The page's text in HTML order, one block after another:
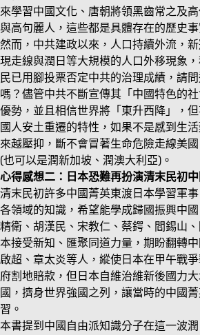
來學習中國文化、唐朝將領黑齒常之及
與高句麗人，這些都是具體存在的歷史事
然而，中共建政以來，人口持續外流，
現走線與潤日等大規模的人口外移現象
民已用腳投票否定中共的治理成績，請
嗎？儘管中共不斷宣傳其「中國特色的
優勢，並且相信世界將「東升西降」，
國人安土重遷的特性，如果不是感到生
來越壓抑，斷不會冒著生命危險走線美
(也可以是潤新加坡、潤澳大利亞)。
心得感想二：日本恐難再扮演清末民初
清末民初許多中國菁英東渡日本學習軍
各領域的知識，希望能學成歸國振興中
精衛、胡漢民、宋教仁、蔡鍔、閻錫山
本接受新知、匯聚同道力量，期盼翻轉
啟超、章太炎等人，縱使日本在甲午戰
府割地賠款，但日本自維治維新後國力
國，擠身世界強國之列，讓當時的中國
習。
本書提到中國自由派知識分子在這一波